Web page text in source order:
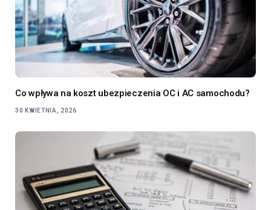
Co wpływa na koszt ubezpieczenia OC i AC samochodu?
30 KWIETNIA, 2026